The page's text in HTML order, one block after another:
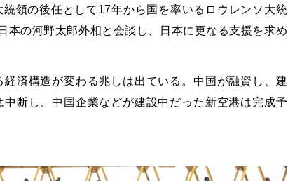
領の後任として17年から国を率いるロウレンソ大統
本の河野太郎外相と会談し、日本に更なる支援を求め
済構造が変わる兆しは出ている。中国が融資し、建
断し、中国企業などが建設中だった新空港は完成予